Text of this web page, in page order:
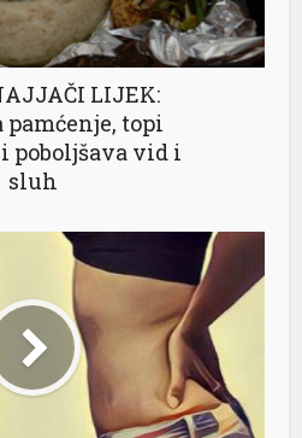
LIJEK:
pamćenje, topi
poboljšava vid i
sluh